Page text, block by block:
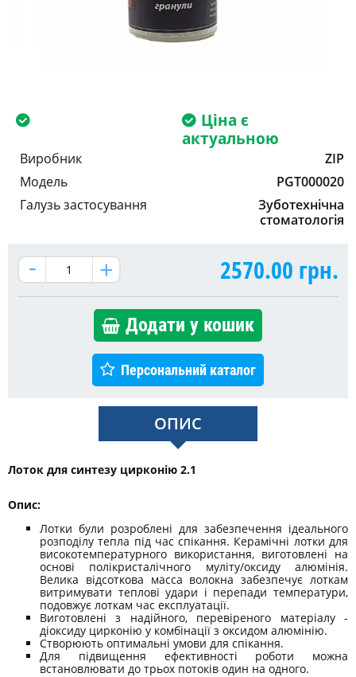
Ціна є
актуальною
Виробник
ZIP
Модель
PGT000020
Галузь застосування
Зуботехнічна
стоматологія
2570.00 грн.
Додати у кошик
Персональний каталог
ОПИС
Лоток для синтезу цирконію 2.1
Опис:
Лотки були розроблені для забезпечення ідеального
розподілу тепла під час спікання. Керамічні лотки для
високотемпературного використання, виготовлені на
основі полікристалічного муліту/оксиду алюмінія.
Велика відсоткова масса волокна забезпечує лоткам
витримувати теплові удари і перепади температури,
подовжує лоткам час експлуатації.
Виготовлені з надійного, перевіреного матеріалу -
діоксиду цирконію у комбінації з оксидом алюмінію.
Створюють оптимальні умови для спікання.
Для підвищення ефективності роботи можна
встановлювати до трьох потоків один на одного.